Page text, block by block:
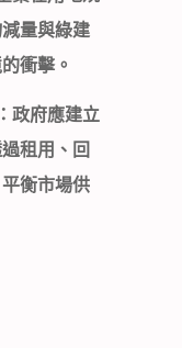
量與綠建
衝擊。
：政府應建立
租用、回
衡市場供